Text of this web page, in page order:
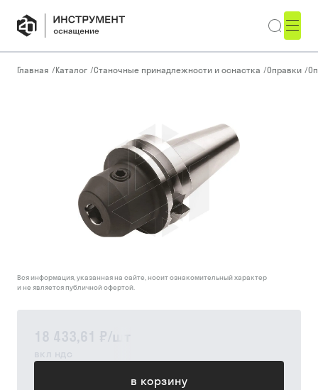
Главная /Каталог /Станочные принадлежности и оснастка /Оправки /
18 433,61 ₽/шт
вкл ндс
в корзину
Вся информация, указанная на сайте, носит ознакомительный характер
и не является публичной офертой.